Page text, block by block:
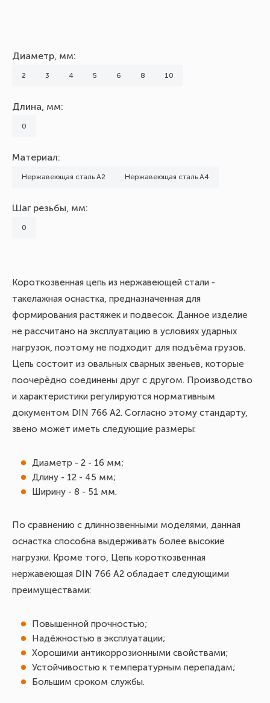
Диаметр, мм:
2 3 4 5 6 8 10
Длина, мм:
0
Материал:
Нержавеющая сталь А2 Нержавеющая сталь А4
Шаг резьбы, мм:
0
Короткозвенная цепь из нержавеющей стали -
такелажная оснастка, предназначенная для
формирования растяжек и подвесок. Данное изделие
не рассчитано на эксплуатацию в условиях ударных
нагрузок, поэтому не подходит для подъёма грузов.
Цепь состоит из овальных сварных звеньев, которые
поочерёдно соединены друг с другом. Производство
и характеристики регулируются нормативным
документом DIN 766 A2. Согласно этому стандарту,
звено может иметь следующие размеры:
Диаметр - 2 - 16 мм;
Длину - 12 - 45 мм;
Ширину - 8 - 51 мм.
По сравнению с длиннозвенными моделями, данная
оснастка способна выдерживать более высокие
нагрузки. Кроме того, Цепь короткозвенная
нержавеющая DIN 766 A2 обладает следующими
преимуществами:
Повышенной прочностью;
Надёжностью в эксплуатации;
Хорошими антикоррозионными свойствами;
Устойчивостью к температурным перепадам;
Большим сроком службы.